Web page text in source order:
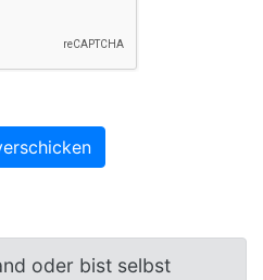
oder bist selbst